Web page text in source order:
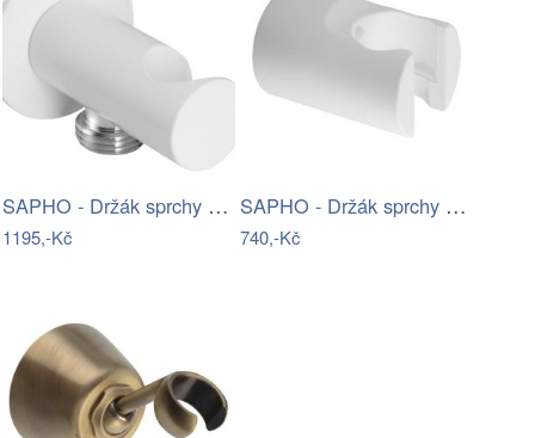
SAPHO - Držák sprchy kulatý, pevný, s…
1195,-Kč
SAPHO - Držák sprchy kulatý, pevný,…
740,-Kč